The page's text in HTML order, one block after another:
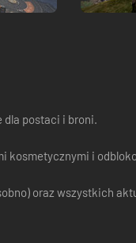
dla postaci i broni.
kosmetycznymi i
oraz wszystkich